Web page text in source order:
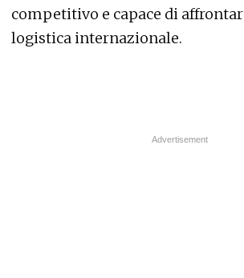
competitivo e capace di
logistica internazionale.